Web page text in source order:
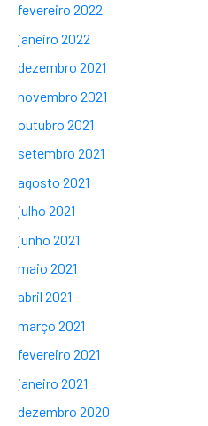
fevereiro 2022
janeiro 2022
dezembro 2021
novembro 2021
outubro 2021
setembro 2021
agosto 2021
julho 2021
junho 2021
maio 2021
abril 2021
março 2021
fevereiro 2021
janeiro 2021
dezembro 2020